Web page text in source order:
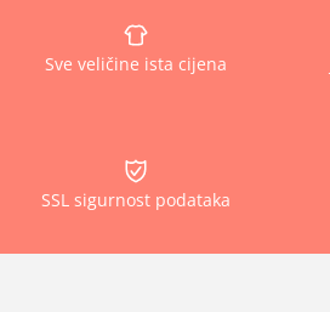
Sve veličine ista cijena
SSL sigurnost podataka